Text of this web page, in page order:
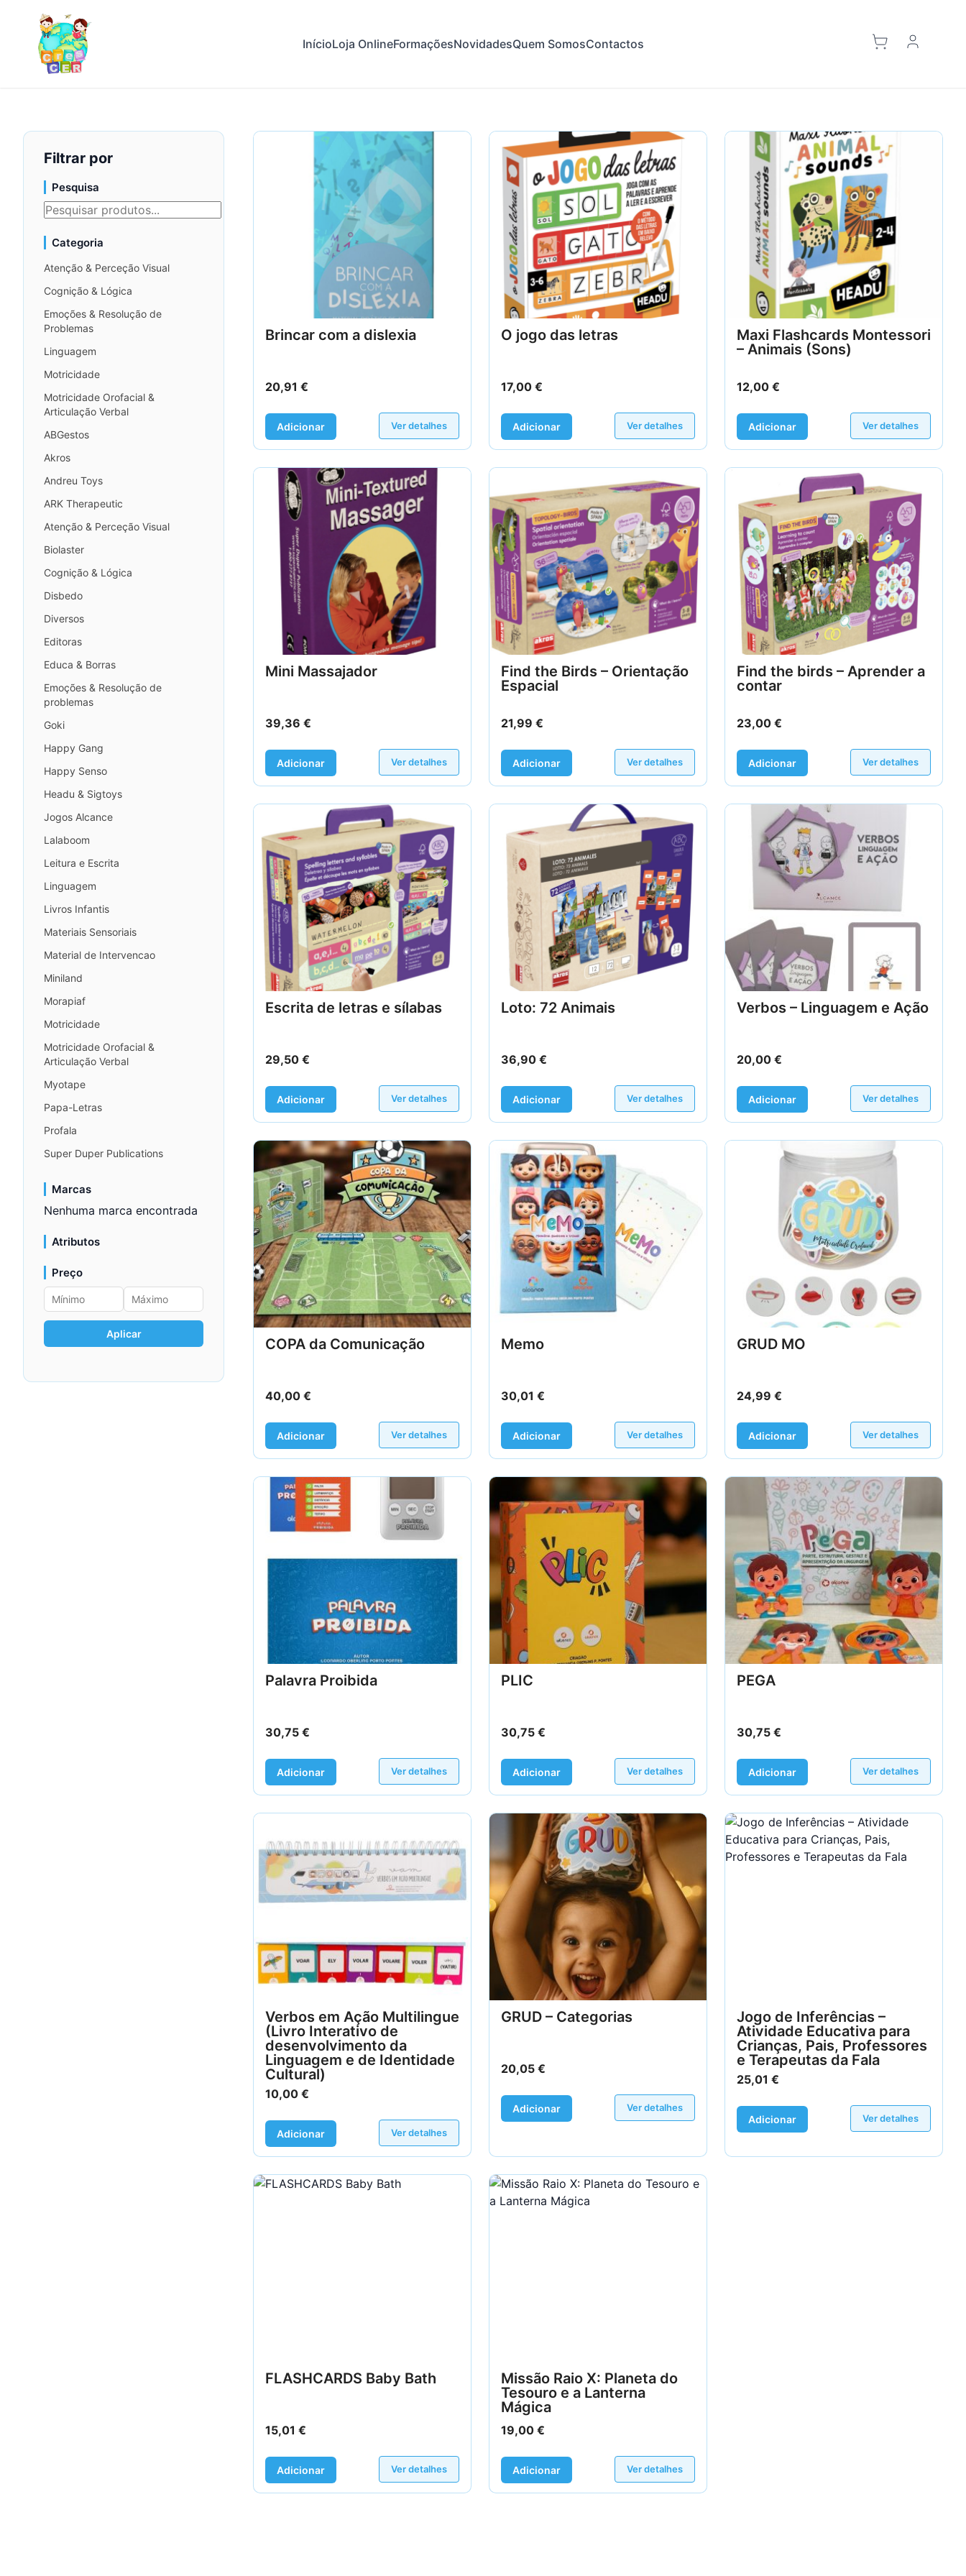
InícioLoja OnlineFormaçõesNovidadesQuem SomosContactos
Filtrar por
Pesquisa
Categoria
Atenção & Perceção Visual
Cognição & Lógica
Emoções & Resolução de
Problemas
Linguagem
Motricidade
Motricidade Orofacial &
Articulação Verbal
ABGestos
Akros
Andreu Toys
ARK Therapeutic
Atenção & Perceção Visual
Biolaster
Cognição & Lógica
Disbedo
Diversos
Editoras
Educa & Borras
Emoções & Resolução de
problemas
Goki
Happy Gang
Happy Senso
Headu & Sigtoys
Jogos Alcance
Lalaboom
Leitura e Escrita
Linguagem
Livros Infantis
Materiais Sensoriais
Material de Intervencao
Miniland
Morapiaf
Motricidade
Motricidade Orofacial &
Articulação Verbal
Myotape
Papa-Letras
Profala
Super Duper Publications
Marcas
Nenhuma marca encontrada
Atributos
Preço
Aplicar
Brincar com a dislexia
20,91 €
Adicionar Ver detalhes
O jogo das letras
17,00 €
Adicionar Ver detalhes
Maxi Flashcards Montessori
– Animais (Sons)
12,00 €
Adicionar Ver detalhes
Mini Massajador
39,36 €
Adicionar Ver detalhes
Find the Birds – Orientação
Espacial
21,99 €
Adicionar Ver detalhes
Find the birds – Aprender a
contar
23,00 €
Adicionar Ver detalhes
Escrita de letras e sílabas
29,50 €
Adicionar Ver detalhes
Loto: 72 Animais
36,90 €
Adicionar Ver detalhes
Verbos – Linguagem e Ação
20,00 €
Adicionar Ver detalhes
COPA da Comunicação
40,00 €
Adicionar Ver detalhes
Memo
30,01 €
Adicionar Ver detalhes
GRUD MO
24,99 €
Adicionar Ver detalhes
Palavra Proibida
30,75 €
Adicionar Ver detalhes
PLIC
30,75 €
Adicionar Ver detalhes
PEGA
30,75 €
Adicionar Ver detalhes
Verbos em Ação Multilingue
(Livro Interativo de
desenvolvimento da
Linguagem e de Identidade
Cultural)
10,00 €
Adicionar Ver detalhes
GRUD – Categorias
20,05 €
Adicionar Ver detalhes
Jogo de Inferências –
Atividade Educativa para
Crianças, Pais, Professores
e Terapeutas da Fala
25,01 €
Adicionar Ver detalhes
FLASHCARDS Baby Bath
15,01 €
Adicionar Ver detalhes
Missão Raio X: Planeta do
Tesouro e a Lanterna
Mágica
19,00 €
Adicionar Ver detalhes